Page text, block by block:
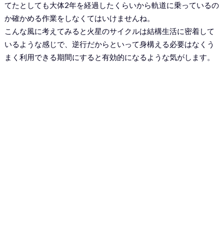
てたとしても大体2年を経過したくらいから軌道に乗っているの
か確かめる作業をしなくてはいけませんね。
こんな風に考えてみると火星のサイクルは結構生活に密着して
いるような感じで、逆行だからといって身構える必要はなくう
まく利用できる期間にすると有効的になるような気がします。